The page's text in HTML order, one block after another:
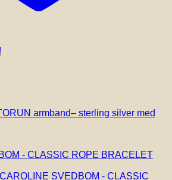
armband– sterling silver med